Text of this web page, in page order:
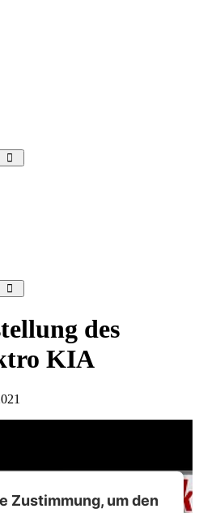
des
KIA
Zustimmung, um den